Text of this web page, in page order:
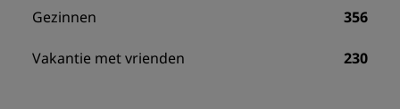
Gezinnen 356
Vakantie met vrienden 230